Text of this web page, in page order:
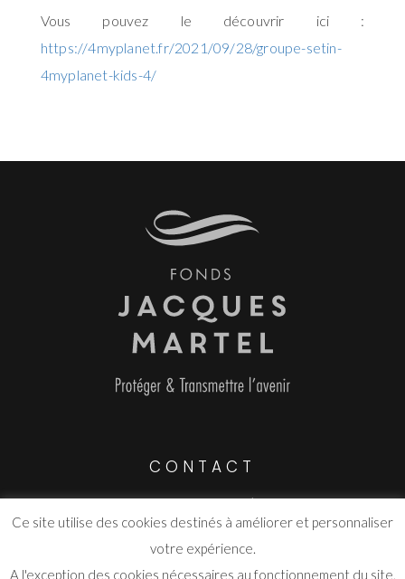
Vous pouvez le découvrir ici :
https://4myplanet.fr/2021/09/28/groupe-setin-
4myplanet-kids-4/
CONTACT
Route de Grasse Parc d’activité
06530 Saint-Cézaire-sur-Siagne
info@fjmartel.org
Ce site utilise des cookies destinés à améliorer et personnaliser
votre expérience.
A l'exception des cookies nécessaires au fonctionnement du site,